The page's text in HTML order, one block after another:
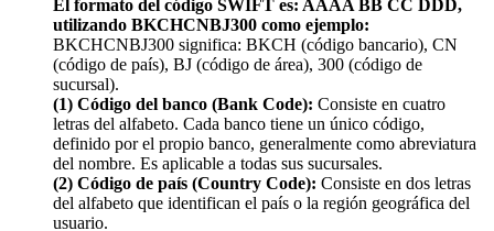
El formato del código SWIFT es: AAAA BB CC DDD,
utilizando BKCHCNBJ300 como ejemplo:
BKCHCNBJ300 significa: BKCH (código bancario), CN
(código de país), BJ (código de área), 300 (código de
sucursal).
(1) Código del banco (Bank Code): Consiste en cuatro
letras del alfabeto. Cada banco tiene un único código,
definido por el propio banco, generalmente como abreviatura
del nombre. Es aplicable a todas sus sucursales.
(2) Código de país (Country Code): Consiste en dos letras
del alfabeto que identifican el país o la región geográfica del
usuario.